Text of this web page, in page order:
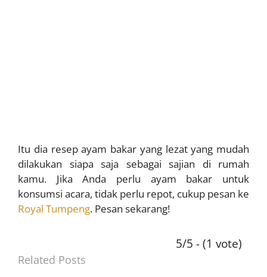
Itu dia resep ayam bakar yang lezat yang mudah
dilakukan siapa saja sebagai sajian di rumah
kamu. Jika Anda perlu ayam bakar untuk
konsumsi acara, tidak perlu repot, cukup pesan ke
Royal Tumpeng. Pesan sekarang!
5/5 - (1 vote)
Related Posts